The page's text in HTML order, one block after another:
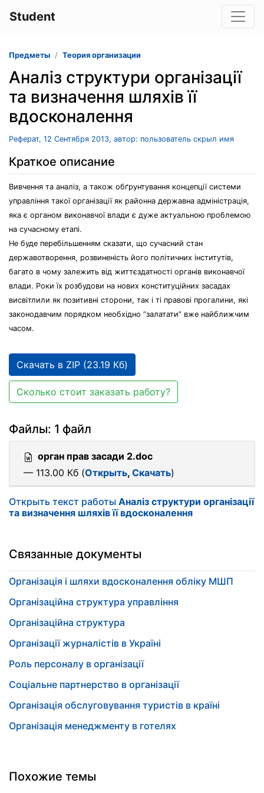
Student
Предметы Теория организации
Аналіз структури організації
та визначення шляхів її
вдосконалення
Реферат, 12 Сентября 2013, автор: пользователь скрыл имя
Краткое описание
Вивчення та аналіз, а також обґрунтування концепції системи
управління такої організації як районна державна адміністрація,
яка є органом виконавчої влади є дуже актуальною проблемою
на сучасному етапі.
Не буде перебільшенням сказати, що сучасний стан
державотворення, розвиненість його політичних інститутів,
багато в чому залежить від життєздатності органів виконавчої
влади. Роки їх розбудови на нових конституційних засадах
висвітлили як позитивні сторони, так і ті правові прогалини, які
законодавчим порядком необхідно “залатати” вже найближчим
часом.
Скачать в ZIP (23.19 Кб)
Сколько стоит заказать работу?
Файлы: 1 файл
орган прав засади 2.doc
— 113.00 Кб (Открыть, Скачать)
Открыть текст работы Аналіз структури організації
та визначення шляхів її вдосконалення
Связанные документы
Організація і шляхи вдосконалення обліку МШП
Організаційна структура управління
Організаційна структура
Організації журналістів в Україні
Роль персоналу в організації
Соціальне партнерство в організації
Організація обслуговування туристів в країні
Організація менеджменту в готелях
Похожие темы